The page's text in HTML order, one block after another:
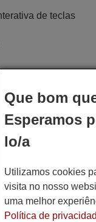
de teclas
Que bom
Esperamos
lo/a
Utilizamos cookies
visita no nosso
uma melhor
Política de